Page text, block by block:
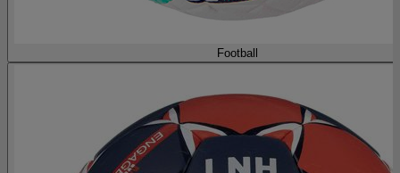
Football